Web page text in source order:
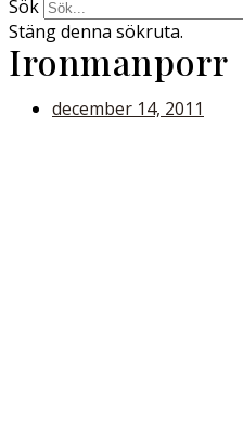
Sök
Stäng denna sökruta.
Ironmanporr
december 14, 2011